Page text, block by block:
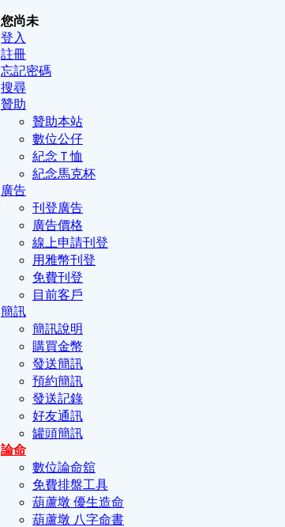
您尚未
登入
註冊
忘記密碼
搜尋
贊助
贊助本站
數位公仔
紀念Ｔ恤
紀念馬克杯
廣告
刊登廣告
廣告價格
線上申請刊登
用雅幣刊登
免費刊登
目前客戶
簡訊
簡訊說明
購買金幣
發送簡訊
預約簡訊
發送記錄
好友通訊
罐頭簡訊
論命
數位論命舘
免費排盤工具
葫蘆墩 優生造命
葫蘆墩 八字命書